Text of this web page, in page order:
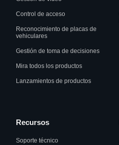
Control de acceso
Reconocimiento de placas de
vehiculares
Gestión de toma de decisiones
Mira todos los productos
Lanzamientos de productos
Recursos
Soporte técnico